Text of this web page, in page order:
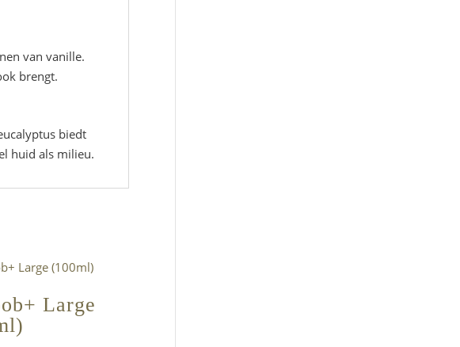
van vanille.
brengt.
biedt
huid als milieu.
Large